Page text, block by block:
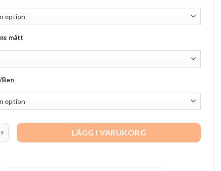
mått
hel skiva quantityLÄGG I VARUKORG